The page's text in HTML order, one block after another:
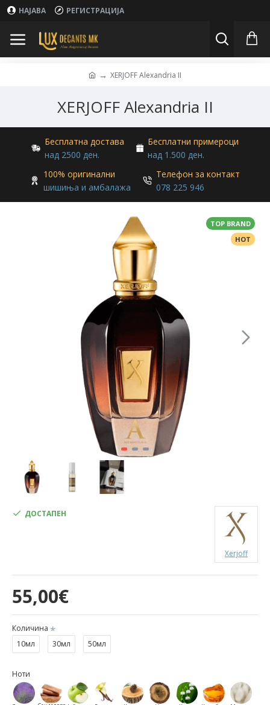
НАЈАВА РЕГИСТРАЦИЈА
XERJOFF Alexandria II
XERJOFF Alexandria II
Бесплатна достава
над 2500 ден.
Бесплатни примероци
над 1.500 ден.
100% оригинални
шишиња и амбалажа
Телефон за контакт
078 225 946
HOT
TOP BRAND
55,00€
ДОСТАПЕН
Xerjoff
Количина
10мл
30мл 50мл
Ноти